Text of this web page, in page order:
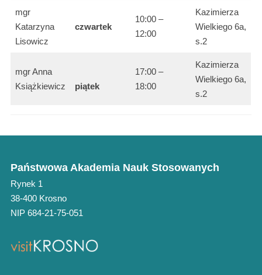
mgr
Katarzyna
Lisowicz
czwartek
10:00 –
12:00
Kazimierza
Wielkiego 6a,
s.2
mgr Anna
Książkiewicz
piątek
17:00 –
18:00
Kazimierza
Wielkiego 6a,
s.2
Państwowa Akademia Nauk Stosowanych
Rynek 1
38-400 Krosno
NIP 684-21-75-051